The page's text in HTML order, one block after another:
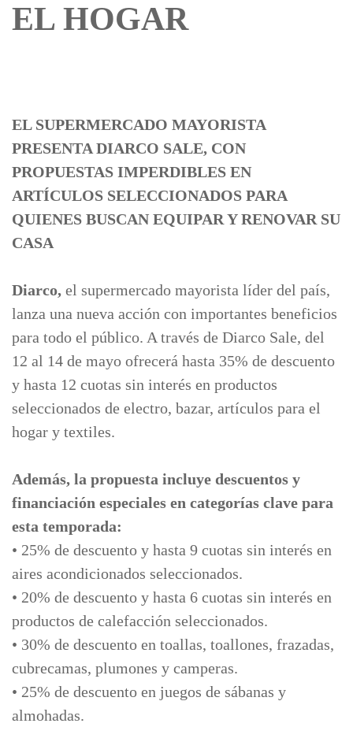
EL HOGAR
EL SUPERMERCADO MAYORISTA
PRESENTA DIARCO SALE, CON
PROPUESTAS IMPERDIBLES EN
ARTÍCULOS SELECCIONADOS PARA
QUIENES BUSCAN EQUIPAR Y RENOVAR SU
CASA
Diarco, el supermercado mayorista líder del país,
lanza una nueva acción con importantes beneficios
para todo el público. A través de Diarco Sale, del
12 al 14 de mayo ofrecerá hasta 35% de descuento
y hasta 12 cuotas sin interés en productos
seleccionados de electro, bazar, artículos para el
hogar y textiles.
Además, la propuesta incluye descuentos y
financiación especiales en categorías clave para
esta temporada:
• 25% de descuento y hasta 9 cuotas sin interés en
aires acondicionados seleccionados.
• 20% de descuento y hasta 6 cuotas sin interés en
productos de calefacción seleccionados.
• 30% de descuento en toallas, toallones, frazadas,
cubrecamas, plumones y camperas.
• 25% de descuento en juegos de sábanas y
almohadas.